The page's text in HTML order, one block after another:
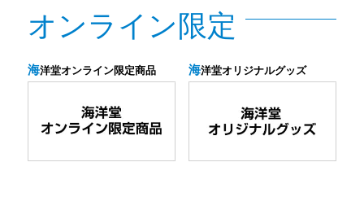
オンライン限定
海洋堂オンライン限定商品 海洋堂オリジナルグッズ